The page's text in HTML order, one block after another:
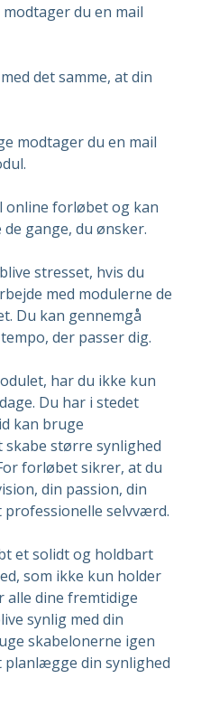
du en mail
det samme, at din
modtager du en mail
online forløbet og kan
gange, du ønsker.
stresset, hvis du
med modulerne de
Du kan gennemgå
der passer dig.
har du ikke kun
Du har i stedet
kan bruge
større synlighed
forløbet sikrer, at du
din passion, din
selvværd.
et solidt og holdbart
som ikke kun holder
alle dine fremtidige
synlig med din
skabelonerne igen
din synlighed